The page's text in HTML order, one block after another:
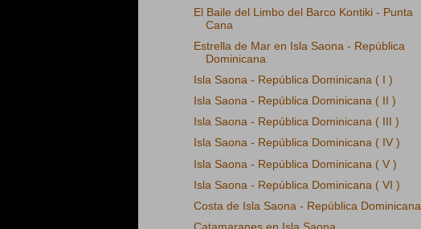
El Baile del Limbo del Barco Kontiki - Punta
Cana
Estrella de Mar en Isla Saona - República
Dominicana
Isla Saona - República Dominicana ( I )
Isla Saona - República Dominicana ( II )
Isla Saona - República Dominicana ( III )
Isla Saona - República Dominicana ( IV )
Isla Saona - República Dominicana ( V )
Isla Saona - República Dominicana ( VI )
Costa de Isla Saona - República Dominicana